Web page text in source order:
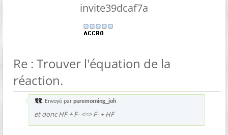
invite39dcaf7a
Re : Trouver l'équation de la
réaction.
Envoyé par puremorning_joh
et donc HF + F- <=> F- + HF